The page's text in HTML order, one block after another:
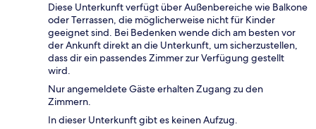
Diese Unterkunft verfügt über Außenbereiche wie Balkone
oder Terrassen, die möglicherweise nicht für Kinder
geeignet sind. Bei Bedenken wende dich am besten vor
der Ankunft direkt an die Unterkunft, um sicherzustellen,
dass dir ein passendes Zimmer zur Verfügung gestellt
wird.
Nur angemeldete Gäste erhalten Zugang zu den
Zimmern.
In dieser Unterkunft gibt es keinen Aufzug.